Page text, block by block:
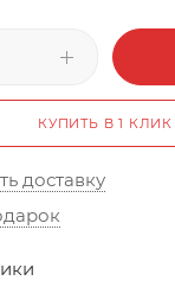
КУПИТЬ В 1 КЛИК
доставку